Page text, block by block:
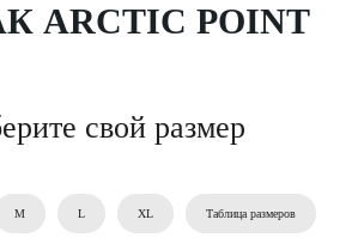
ARCTIC POINT
свой размер
M L XL Таблица размеров